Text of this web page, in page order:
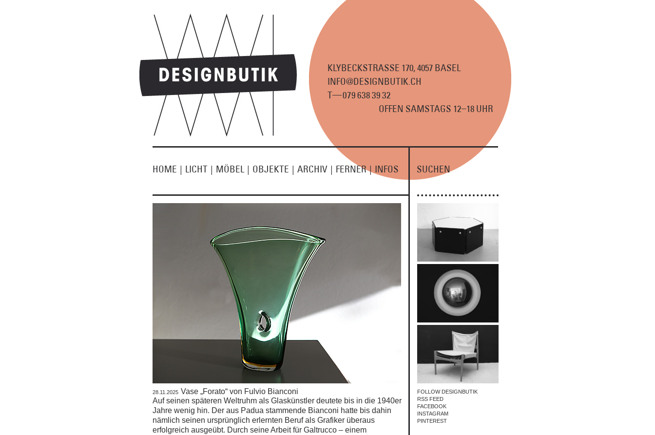
KLYBECKSTRASSE 170, 4057 BASEL
INFO@DESIGNBUTIK.CH
T—0796383932
OFFEN SAMSTAGS 12–18 UHR
HOME | LICHT | MÖBEL | OBJEKTE | ARCHIV | FERNER | INFOS SUCHEN
FOLLOW DESIGNBUTIK
RSS FEED
FACEBOOK
INSTAGRAM
PINTEREST
28.11.2025 Vase „Forato“ von Fulvio Bianconi
Auf seinen späteren Weltruhm als Glaskünstler deutete bis in die 1940er
Jahre wenig hin. Der aus Padua stammende Bianconi hatte bis dahin
nämlich seinen ursprünglich erlernten Beruf als Grafiker überaus
erfolgreich ausgeübt. Durch seine Arbeit für Galtrucco – einem